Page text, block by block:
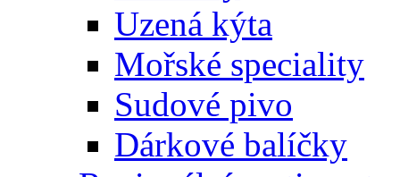
Uzená kýta
Mořské speciality
Sudové pivo
Dárkové balíčky